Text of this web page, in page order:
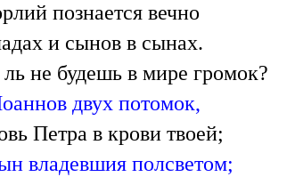
познается вечно
и сынов в сынах.
не будешь в мире громок?
двух потомок,
Петра в крови твоей;
владевшия полсветом;